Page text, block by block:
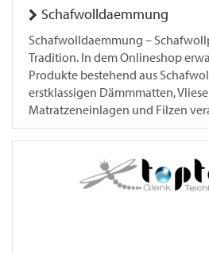
Schafwolldaemmung
Schafwolldaemmung –
Tradition. In dem Onlineshop
Produkte bestehend aus
erstklassigen Dämmmatten,
Matratzeneinlagen und Filzen